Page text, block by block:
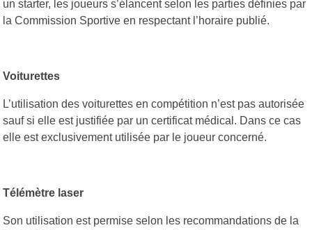
un starter, les joueurs s’élancent selon les parties définies par
la Commission Sportive en respectant l’horaire publié.
Voiturettes
L’utilisation des voiturettes en compétition n’est pas autorisée
sauf si elle est justifiée par un certificat médical. Dans ce cas
elle est exclusivement utilisée par le joueur concerné.
Télémètre laser
Son utilisation est permise selon les recommandations de la